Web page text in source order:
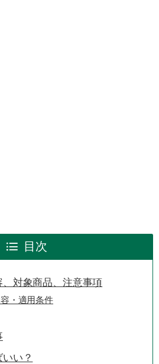
目次
対象商品、注意事項
・適用条件
い？